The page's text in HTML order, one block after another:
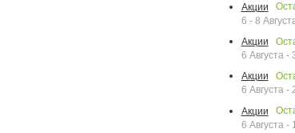
Акции
6 - 8
Акции
6 Августа -
Акции
6 Августа
Акции
6 Августа